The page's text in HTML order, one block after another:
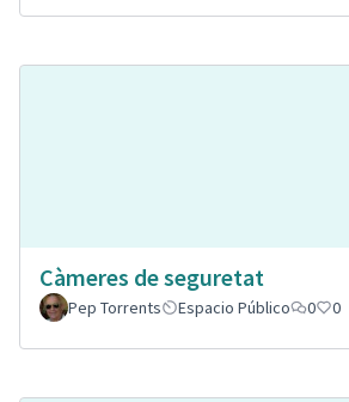
Càmeres de seguretat
Pep Torrents
Espacio Público 0 0